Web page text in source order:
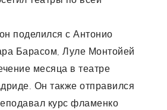
поделился с Антонио
Барасом, Луле Монтойей
месяца в театре
Он также отправился
курс фламенко